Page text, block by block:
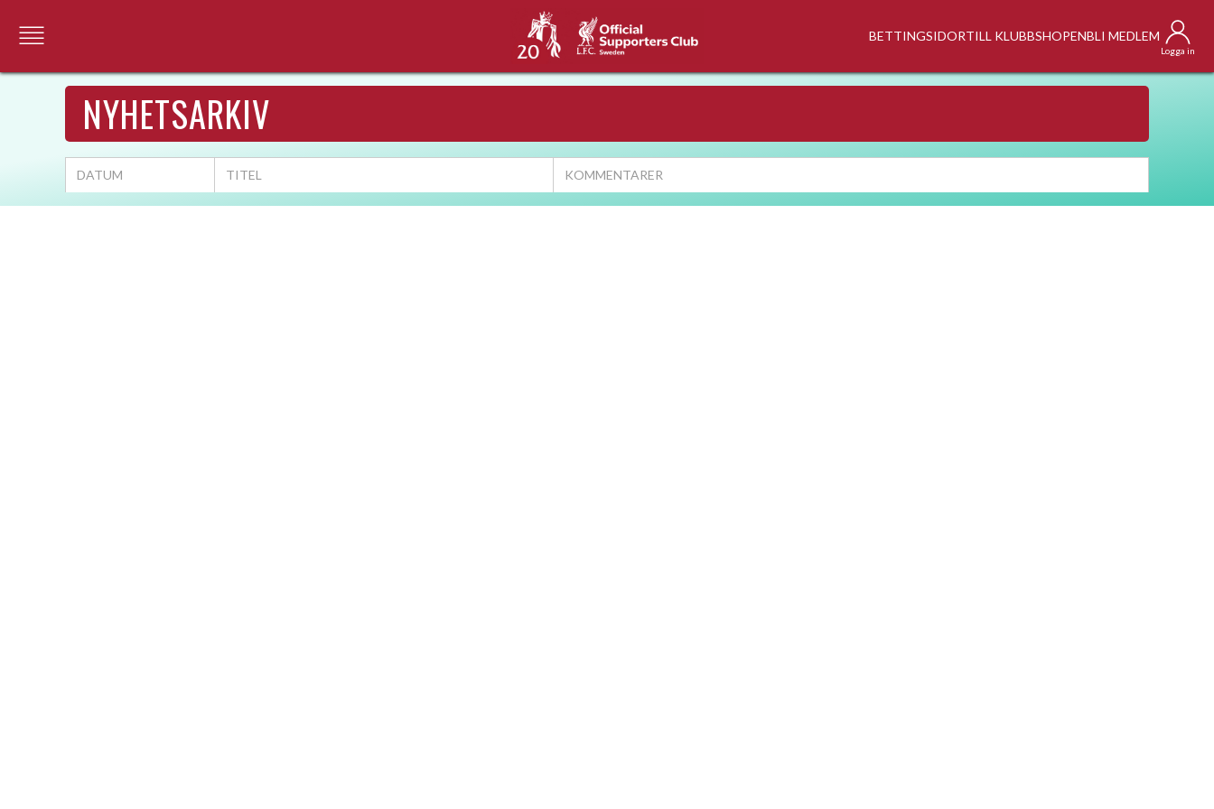
BETTINGSIDORTILL KLUBBSHOPENBLI MEDLEM
Logga in
NYHETSARKIV
DATUM TITEL KOMMENTARER